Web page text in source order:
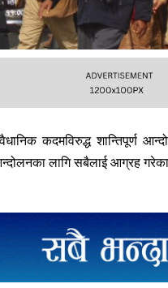
कदमविरुद्ध शान्तिपूर्ण
लागि सबैलाई आग्रह